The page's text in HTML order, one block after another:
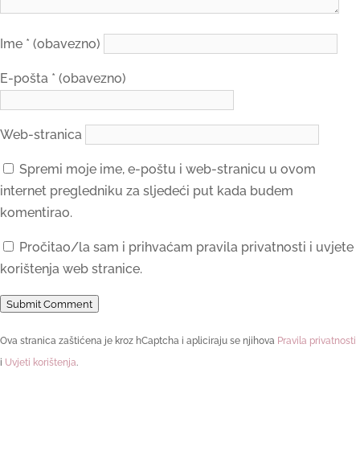
Ime * (obavezno)
E-pošta * (obavezno)
Web-stranica
Spremi moje ime, e-poštu i web-stranicu u ovom
internet pregledniku za sljedeći put kada budem
komentirao.
Pročitao/la sam i prihvaćam pravila privatnosti i uvjete
korištenja web stranice.
Submit Comment
Ova stranica zaštićena je kroz hCaptcha i apliciraju se njihova Pravila privatnosti
i Uvjeti korištenja.